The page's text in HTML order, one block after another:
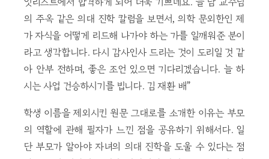
의 주옥 같은 의대 진학 칼럼을 보면서, 의학 문외한인 제
가 자식을 어떻게 리드해 나가야 하는 가를 일깨워준 분이
라고 생각합니다. 다시 감사인사 드리는 것이 도리일 것 같
아 안부 전하며, 좋은 조언 있으면 기다리겠습니다. 늘 하
시는 사업 건승하시기를 빕니다. 김 재환 배”
학생 이름을 제외시킨 원문 그대로를 소개한 이유는 부모
의 역할에 관해 필자가 느낀 점을 공유하기 위해서다. 일
단 부모가 알아야 자녀의 의대 진학을 도울 수 있다는 점